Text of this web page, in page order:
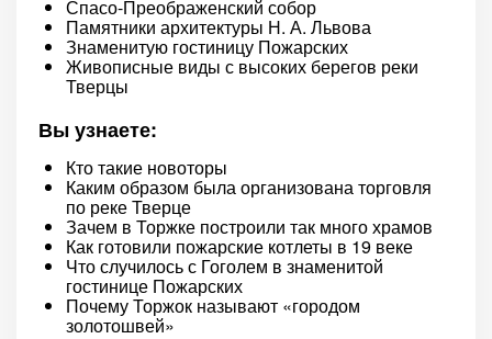
Спасо-Преображенский собор
Памятники архитектуры Н. А. Львова
Знаменитую гостиницу Пожарских
Живописные виды с высоких берегов реки
Тверцы
Вы узнаете:
Кто такие новоторы
Каким образом была организована торговля
по реке Тверце
Зачем в Торжке построили так много храмов
Как готовили пожарские котлеты в 19 веке
Что случилось с Гоголем в знаменитой
гостинице Пожарских
Почему Торжок называют «городом
золотошвей»